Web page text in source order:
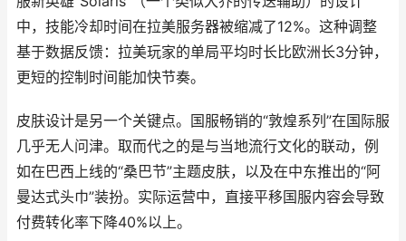
中，技能冷却时间在拉美服务器被缩减了12%。这种调整
基于数据反馈：拉美玩家的单局平均时长比欧洲长3分钟，
更短的控制时间能加快节奏。
皮肤设计是另一个关键点。国服畅销的“敦煌系列”在国际服
几乎无人问津。取而代之的是与当地流行文化的联动，例
如在巴西上线的“桑巴节”主题皮肤，以及在中东推出的“阿
曼达式头巾”装扮。实际运营中，直接平移国服内容会导致
付费转化率下降40%以上。